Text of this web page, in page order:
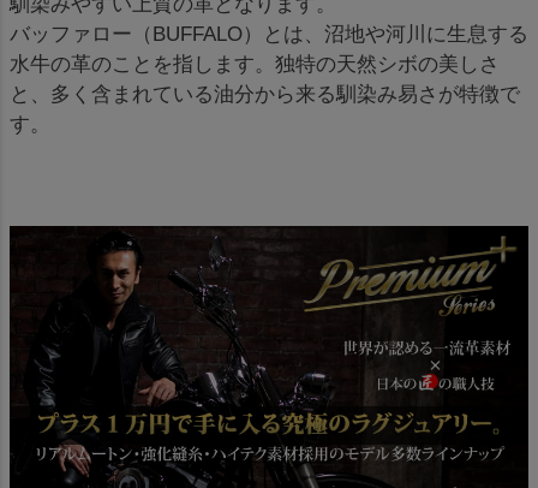
馴染みやすい上質の革となります。
バッファロー（BUFFALO）とは、沼地や河川に生息する
水牛の革のことを指します。独特の天然シボの美しさ
と、多く含まれている油分から来る馴染み易さが特徴で
す。